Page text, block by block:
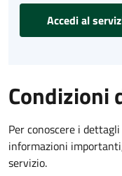
Accedi al
Condizioni
Per conoscere i
informazioni
servizio.